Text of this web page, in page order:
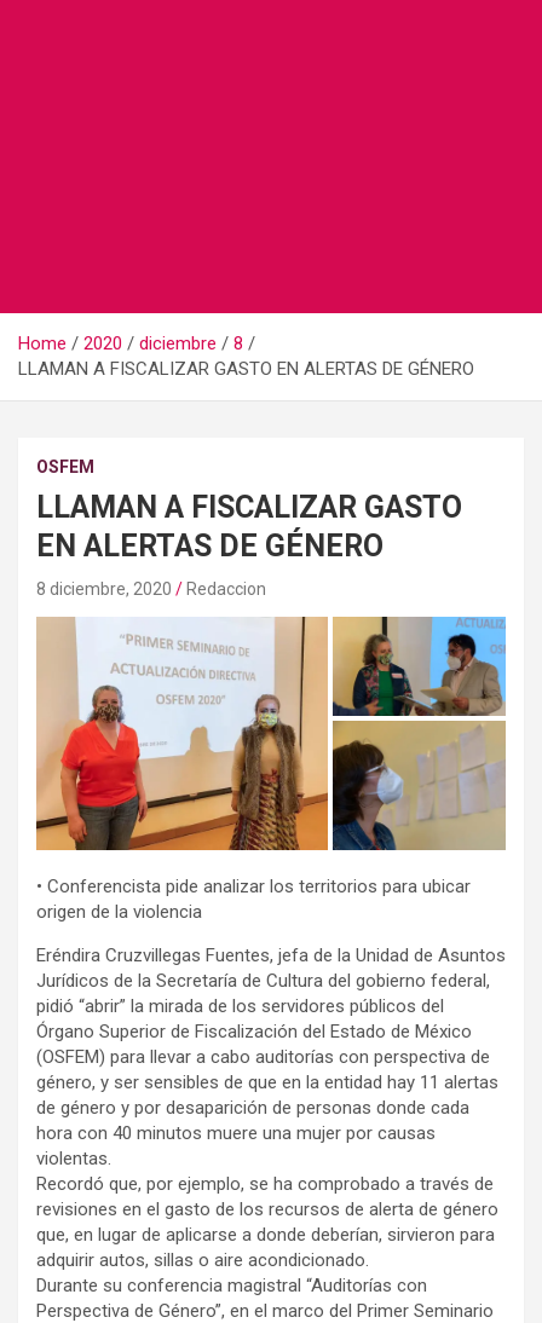
Home 2020 diciembre
8
LLAMAN A FISCALIZAR GASTO EN ALERTAS DE GÉNERO
OSFEM
LLAMAN A FISCALIZAR GASTO
EN ALERTAS DE GÉNERO
8 diciembre, 2020 Redaccion
• Conferencista pide analizar los territorios para ubicar
origen de la violencia
Eréndira Cruzvillegas Fuentes, jefa de la Unidad de Asuntos
Jurídicos de la Secretaría de Cultura del gobierno federal,
pidió “abrir” la mirada de los servidores públicos del
Órgano Superior de Fiscalización del Estado de México
(OSFEM) para llevar a cabo auditorías con perspectiva de
género, y ser sensibles de que en la entidad hay 11 alertas
de género y por desaparición de personas donde cada
hora con 40 minutos muere una mujer por causas
violentas.
Recordó que, por ejemplo, se ha comprobado a través de
revisiones en el gasto de los recursos de alerta de género
que, en lugar de aplicarse a donde deberían, sirvieron para
adquirir autos, sillas o aire acondicionado.
Durante su conferencia magistral “Auditorías con
Perspectiva de Género”, en el marco del Primer Seminario